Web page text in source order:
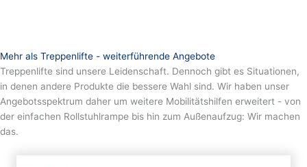
Mehr als Treppenlifte - weiterführende Angebote
Treppenlifte sind unsere Leidenschaft. Dennoch gibt es Situationen,
in denen andere Produkte die bessere Wahl sind. Wir haben unser
Angebotsspektrum daher um weitere Mobilitätshilfen erweitert - von
der einfachen Rollstuhlrampe bis hin zum Außenaufzug: Wir machen
das.